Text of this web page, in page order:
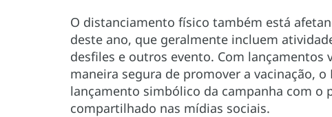
O distanciamento físico também está
deste ano, que geralmente incluem
desfiles e outros evento. Com lançamentos
maneira segura de promover a vacinação,
lançamento simbólico da campanha com o
compartilhado nas mídias sociais.